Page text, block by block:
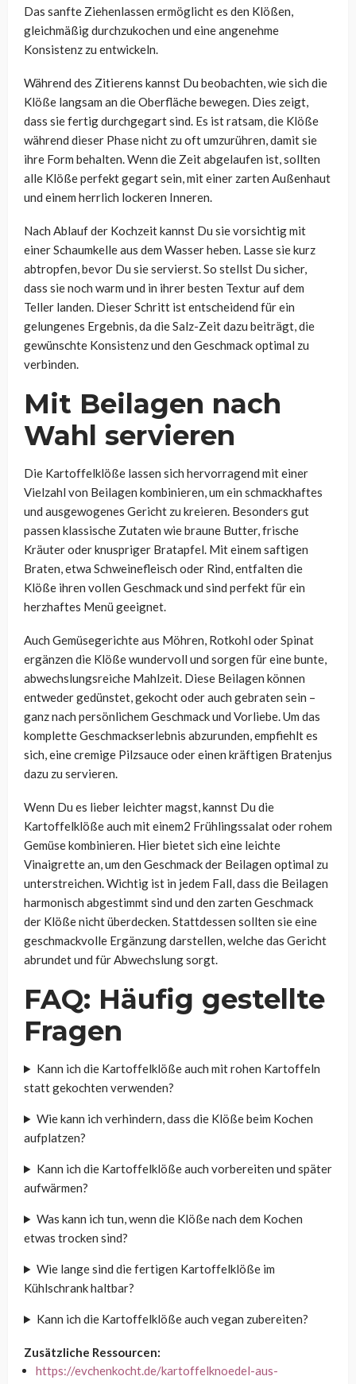
Das sanfte Ziehenlassen ermöglicht es den Klößen,
gleichmäßig durchzukochen und eine angenehme
Konsistenz zu entwickeln.
Während des Zitierens kannst Du beobachten, wie sich die
Klöße langsam an die Oberfläche bewegen. Dies zeigt,
dass sie fertig durchgegart sind. Es ist ratsam, die Klöße
während dieser Phase nicht zu oft umzurühren, damit sie
ihre Form behalten. Wenn die Zeit abgelaufen ist, sollten
alle Klöße perfekt gegart sein, mit einer zarten Außenhaut
und einem herrlich lockeren Inneren.
Nach Ablauf der Kochzeit kannst Du sie vorsichtig mit
einer Schaumkelle aus dem Wasser heben. Lasse sie kurz
abtropfen, bevor Du sie servierst. So stellst Du sicher,
dass sie noch warm und in ihrer besten Textur auf dem
Teller landen. Dieser Schritt ist entscheidend für ein
gelungenes Ergebnis, da die Salz-Zeit dazu beiträgt, die
gewünschte Konsistenz und den Geschmack optimal zu
verbinden.
Mit Beilagen nach
Wahl servieren
Die Kartoffelklöße lassen sich hervorragend mit einer
Vielzahl von Beilagen kombinieren, um ein schmackhaftes
und ausgewogenes Gericht zu kreieren. Besonders gut
passen klassische Zutaten wie braune Butter, frische
Kräuter oder knuspriger Bratapfel. Mit einem saftigen
Braten, etwa Schweinefleisch oder Rind, entfalten die
Klöße ihren vollen Geschmack und sind perfekt für ein
herzhaftes Menü geeignet.
Auch Gemüsegerichte aus Möhren, Rotkohl oder Spinat
ergänzen die Klöße wundervoll und sorgen für eine bunte,
abwechslungsreiche Mahlzeit. Diese Beilagen können
entweder gedünstet, gekocht oder auch gebraten sein –
ganz nach persönlichem Geschmack und Vorliebe. Um das
komplette Geschmackserlebnis abzurunden, empfiehlt es
sich, eine cremige Pilzsauce oder einen kräftigen Bratenjus
dazu zu servieren.
Wenn Du es lieber leichter magst, kannst Du die
Kartoffelklöße auch mit einem2 Frühlingssalat oder rohem
Gemüse kombinieren. Hier bietet sich eine leichte
Vinaigrette an, um den Geschmack der Beilagen optimal zu
unterstreichen. Wichtig ist in jedem Fall, dass die Beilagen
harmonisch abgestimmt sind und den zarten Geschmack
der Klöße nicht überdecken. Stattdessen sollten sie eine
geschmackvolle Ergänzung darstellen, welche das Gericht
abrundet und für Abwechslung sorgt.
FAQ: Häufig gestellte
Fragen
Kann ich die Kartoffelklöße auch mit rohen Kartoffeln
statt gekochten verwenden?
Wie kann ich verhindern, dass die Klöße beim Kochen
aufplatzen?
Kann ich die Kartoffelklöße auch vorbereiten und später
aufwärmen?
Was kann ich tun, wenn die Klöße nach dem Kochen
etwas trocken sind?
Wie lange sind die fertigen Kartoffelklöße im
Kühlschrank haltbar?
Kann ich die Kartoffelklöße auch vegan zubereiten?
Zusätzliche Ressourcen:
https://evchenkocht.de/kartoffelknoedel-aus-